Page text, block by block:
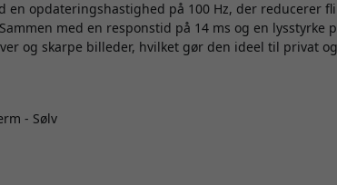
en opdateringshastighed på 100 Hz, der reducerer
med en responstid på 14 ms og en lysstyrke
og skarpe billeder, hvilket gør den ideel til privat
- Sølv